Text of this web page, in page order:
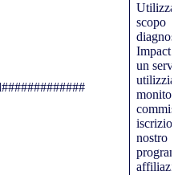
scopo
Impact
un
nostro